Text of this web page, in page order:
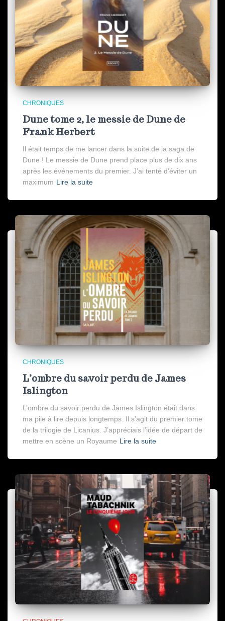
CHRONIQUES
Dune tome 2, le messie de Dune de
Frank Herbert
Il était temps de me lancer dans la suite de la saga de
Dune ! Le messie de Dune prend place plus de dix ans
après les événements du premier. J’ai tenté d’éviter un
maximum Lire la suite
CHRONIQUES
L’ombre du savoir perdu de James
Islington
L’ombre du savoir perdu de James Islington était dans
ma pile à lire depuis longtemps. Il s’agit du premier tome
de la trilogie de Licanius. J’appréciais l’idée de départ de
mettre en scène un Royaume Lire la suite